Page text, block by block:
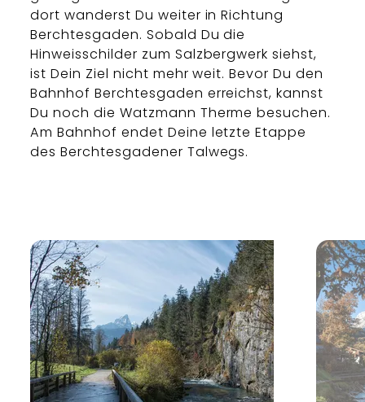
dort wanderst Du weiter in Richtung
Berchtesgaden. Sobald Du die
Hinweisschilder zum Salzbergwerk siehst,
ist Dein Ziel nicht mehr weit. Bevor Du den
Bahnhof Berchtesgaden erreichst, kannst
Du noch die Watzmann Therme besuchen.
Am Bahnhof endet Deine letzte Etappe
des Berchtesgadener Talwegs.